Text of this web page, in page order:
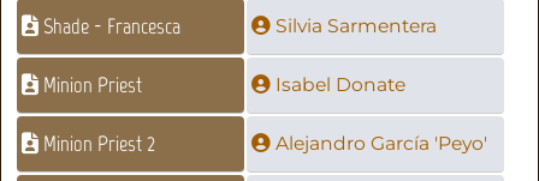
Shade - Francesca Silvia Sarmentera
Minion Priest Isabel Donate
Minion Priest 2 Alejandro García 'Peyo'